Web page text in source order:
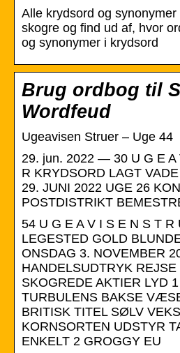
Alle krydsord og
skogre og find ud af, hvor
og synonymer i krydsord
Brug ordbog til
Wordfeud
Ugeavisen Struer – Uge 44
29. jun. 2022 — 30 U G E A
R KRYDSORD LAGT
29. JUNI 2022 UGE 26
POSTDISTRIKT
54 U G E A V I S E N S T R
LEGESTED GOLD
ONSDAG 3. NOVEMBER
HANDELSUDTRYK
SKOGREDE AKTIER LYD
TURBULENS BAKSE
BRITISK TITEL SØLV
KORNSORTEN UDSTYR
ENKELT 2 GROGGY EU